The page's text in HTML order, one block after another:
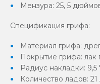
Мензура: 25, 5
Спецификация грифа:
Материал грифа:
Покрытие грифа: лак
Радиус накладки: 9,5
Количество ладов: 21